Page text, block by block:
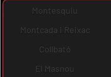
Montesquiu
Montcada i Reixac
Collbató
El Masnou